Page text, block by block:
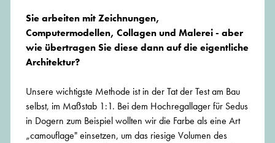
Sie arbeiten mit Zeichnungen,
Computermodellen, Collagen und Malerei - aber
wie übertragen Sie diese dann auf die eigentliche
Architektur?
Unsere wichtigste Methode ist in der Tat der Test am Bau
selbst, im Maßstab 1:1. Bei dem Hochregallager für Sedus
in Dogern zum Beispiel wollten wir die Farbe als eine Art
„camouflage" einsetzen, um das riesige Volumen des